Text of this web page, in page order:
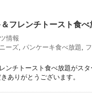
フレンチトースト食べ
情報
ーズ パンケーキ食べ放題
ンチトースト食べ放題がス
ありがとうございます。